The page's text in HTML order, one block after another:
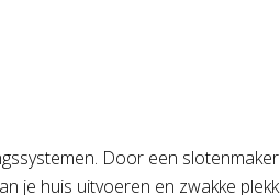
Door een
huis uitvoeren en zwakke